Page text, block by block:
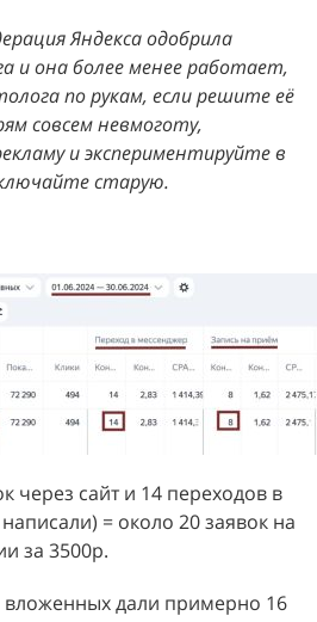
Яндекса одобрила
и она более менее работает,
по рукам, если решите её
совсем невмоготу,
и экспериментируйте в
старую.
через сайт и 14 переходов в
= около 20 заявок на
за 3500р.
вложенных дали примерно 16